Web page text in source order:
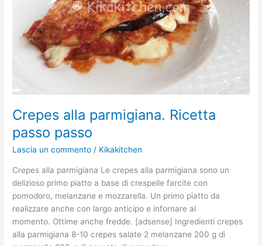
Crepes alla parmigiana. Ricetta
passo passo
Lascia un commento / Kikakitchen
Crepes alla parmigiana Le crepes alla parmigiana sono un
delizioso primo piatto a base di crespelle farcite con
pomodoro, melanzane e mozzarella. Un primo piatto da
realizzare anche con largo anticipo e infornare al
momento. Ottime anche fredde. [adsense] Ingredienti crepes
alla parmigiana 8-10 crepes salate 2 melanzane 200 g di